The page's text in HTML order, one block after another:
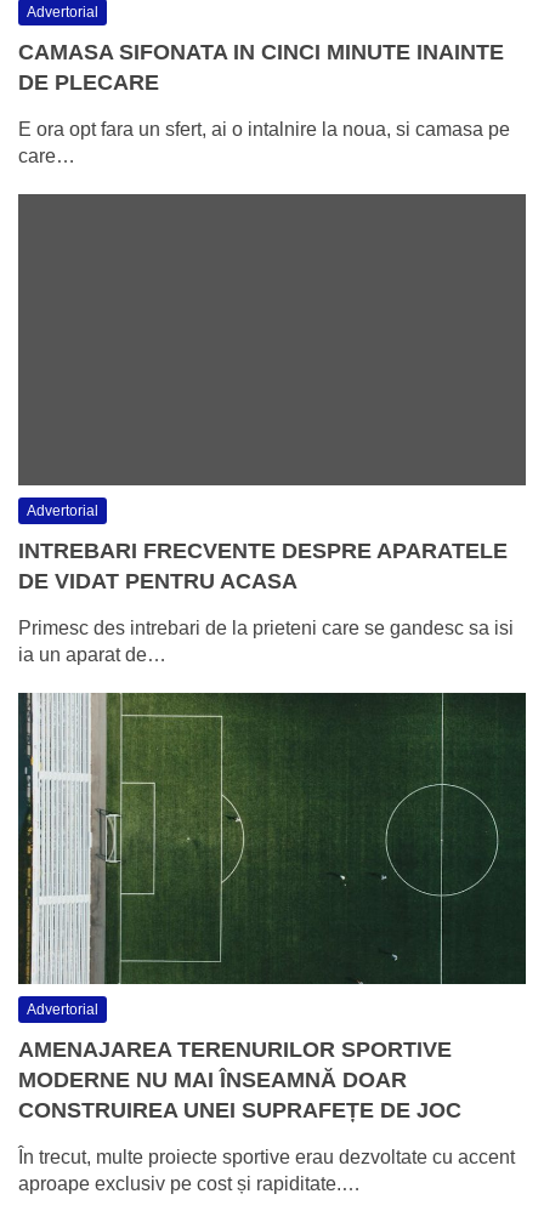
Advertorial
CAMASA SIFONATA IN CINCI MINUTE INAINTE
DE PLECARE
E ora opt fara un sfert, ai o intalnire la noua, si camasa pe
care…
Advertorial
INTREBARI FRECVENTE DESPRE APARATELE
DE VIDAT PENTRU ACASA
Primesc des intrebari de la prieteni care se gandesc sa isi
ia un aparat de…
Advertorial
AMENAJAREA TERENURILOR SPORTIVE
MODERNE NU MAI ÎNSEAMNĂ DOAR
CONSTRUIREA UNEI SUPRAFEȚE DE JOC
În trecut, multe proiecte sportive erau dezvoltate cu accent
aproape exclusiv pe cost și rapiditate.…